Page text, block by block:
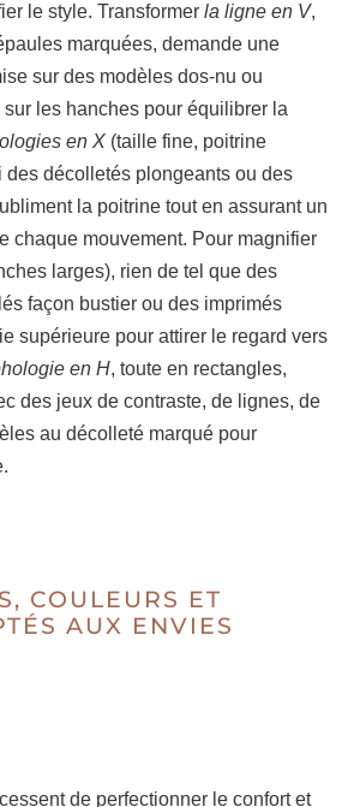
le style. Transformer la ligne en V,
marquées, demande une
sur des modèles dos-nu ou
les hanches pour équilibrer la
en X (taille fine, poitrine
des décolletés plongeants ou des
la poitrine tout en assurant un
chaque mouvement. Pour magnifier
larges), rien de tel que des
façon bustier ou des imprimés
supérieure pour attirer le regard vers
en H, toute en rectangles,
des jeux de contraste, de lignes, de
au décolleté marqué pour
COULEURS ET
AUX ENVIES
de perfectionner le confort et